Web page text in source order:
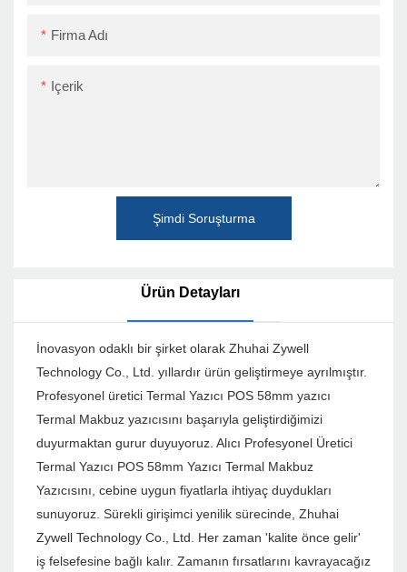
Firma Adı
Içerik
Şimdi Soruşturma
Ürün Detayları
İnovasyon odaklı bir şirket olarak Zhuhai Zywell
Technology Co., Ltd. yıllardır ürün geliştirmeye ayrılmıştır.
Profesyonel üretici Termal Yazıcı POS 58mm yazıcı
Termal Makbuz yazıcısını başarıyla geliştirdiğimizi
duyurmaktan gurur duyuyoruz. Alıcı Profesyonel Üretici
Termal Yazıcı POS 58mm Yazıcı Termal Makbuz
Yazıcısını, cebine uygun fiyatlarla ihtiyaç duydukları
sunuyoruz. Sürekli girişimci yenilik sürecinde, Zhuhai
Zywell Technology Co., Ltd. Her zaman 'kalite önce gelir'
iş felsefesine bağlı kalır. Zamanın fırsatlarını kavrayacağız